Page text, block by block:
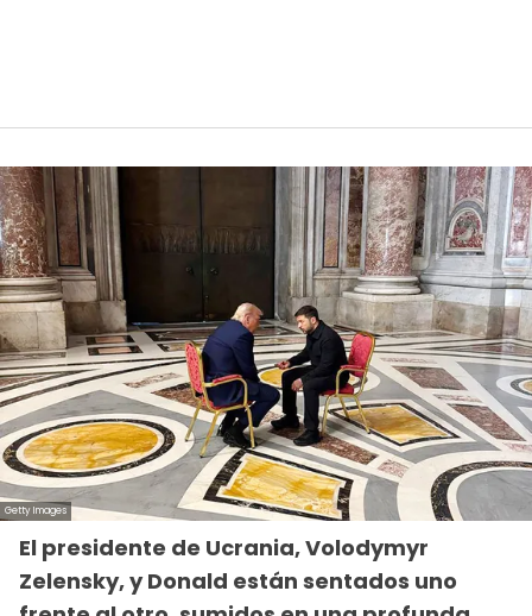
El presidente de Ucrania, Volodymyr
Zelensky, y Donald están sentados uno